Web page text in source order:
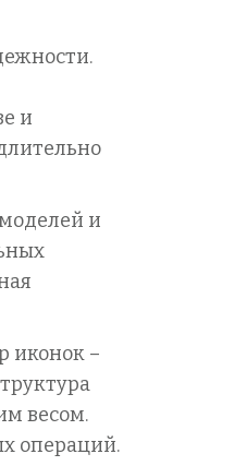
и
и
иконок –
весом.
операций.